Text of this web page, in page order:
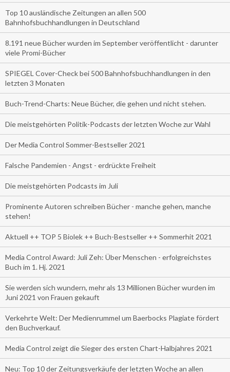
Top 10 ausländische Zeitungen an allen 500
Bahnhofsbuchhandlungen in Deutschland
8.191 neue Bücher wurden im September veröffentlicht - darunter
viele Promi-Bücher
SPIEGEL Cover-Check bei 500 Bahnhofsbuchhandlungen in den
letzten 3 Monaten
Buch-Trend-Charts: Neue Bücher, die gehen und nicht stehen.
Die meistgehörten Politik-Podcasts der letzten Woche zur Wahl
Der Media Control Sommer-Bestseller 2021
Falsche Pandemien - Angst - erdrückte Freiheit
Die meistgehörten Podcasts im Juli
Prominente Autoren schreiben Bücher - manche gehen, manche
stehen!
Aktuell ++ TOP 5 Biolek ++ Buch-Bestseller ++ Sommerhit 2021
Media Control Award: Juli Zeh: Über Menschen - erfolgreichstes
Buch im 1. Hj. 2021
Sie werden sich wundern, mehr als 13 Millionen Bücher wurden im
Juni 2021 von Frauen gekauft
Verkehrte Welt: Der Medienrummel um Baerbocks Plagiate fördert
den Buchverkauf.
Media Control zeigt die Sieger des ersten Chart-Halbjahres 2021
Neu: Top 10 der Zeitungsverkäufe der letzten Woche an allen